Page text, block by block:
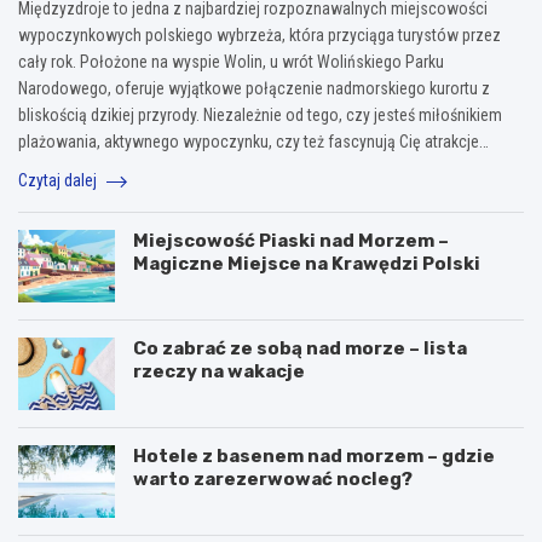
Międzyzdroje to jedna z najbardziej rozpoznawalnych miejscowości
wypoczynkowych polskiego wybrzeża, która przyciąga turystów przez
cały rok. Położone na wyspie Wolin, u wrót Wolińskiego Parku
Narodowego, oferuje wyjątkowe połączenie nadmorskiego kurortu z
bliskością dzikiej przyrody. Niezależnie od tego, czy jesteś miłośnikiem
plażowania, aktywnego wypoczynku, czy też fascynują Cię atrakcje…
Czytaj dalej
Miejscowość Piaski nad Morzem –
Magiczne Miejsce na Krawędzi Polski
Co zabrać ze sobą nad morze – lista
rzeczy na wakacje
Hotele z basenem nad morzem – gdzie
warto zarezerwować nocleg?